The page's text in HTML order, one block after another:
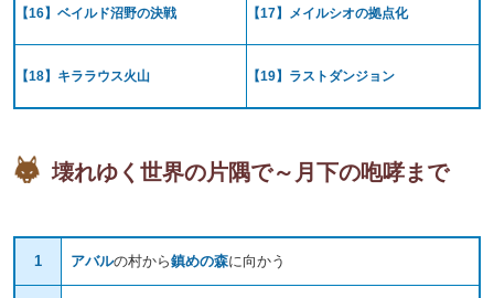
【16】ベイルド沼野の決戦 【17】メイルシオの拠点化
【18】キララウス火山 【19】ラストダンジョン
壊れゆく世界の片隅で～月下の咆哮まで
1 アバルの村から鎮めの森に向かう